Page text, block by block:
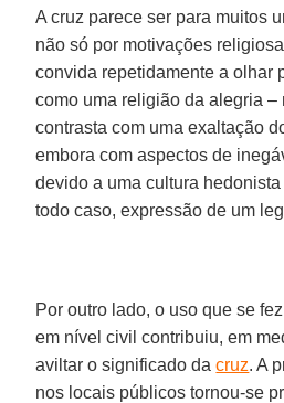
A cruz parece ser para muitos
não só por motivações
convida repetidamente a olhar
como uma religião da alegria –
contrasta com uma exaltação
embora com aspectos de
devido a uma cultura
todo caso, expressão de um
Por outro lado, o uso que se
em nível civil contribuiu, em
aviltar o significado dacruz. A
nos locais públicos tornou-se